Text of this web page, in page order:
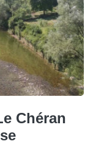
Chéran